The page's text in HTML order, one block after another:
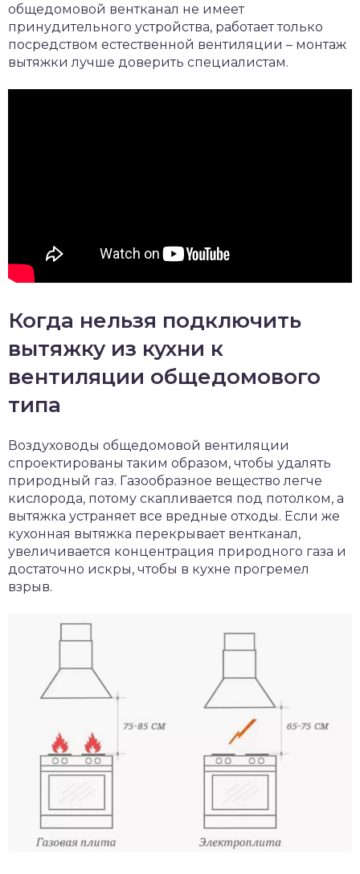
общедомовой вентканал не имеет
принудительного устройства, работает только
посредством естественной вентиляции – монтаж
вытяжки лучше доверить специалистам.
Когда нельзя подключить
вытяжку из кухни к
вентиляции общедомового
типа
Воздуховоды общедомовой вентиляции
спроектированы таким образом, чтобы удалять
природный газ. Газообразное вещество легче
кислорода, потому скапливается под потолком, а
вытяжка устраняет все вредные отходы. Если же
кухонная вытяжка перекрывает вентканал,
увеличивается концентрация природного газа и
достаточно искры, чтобы в кухне прогремел
взрыв.